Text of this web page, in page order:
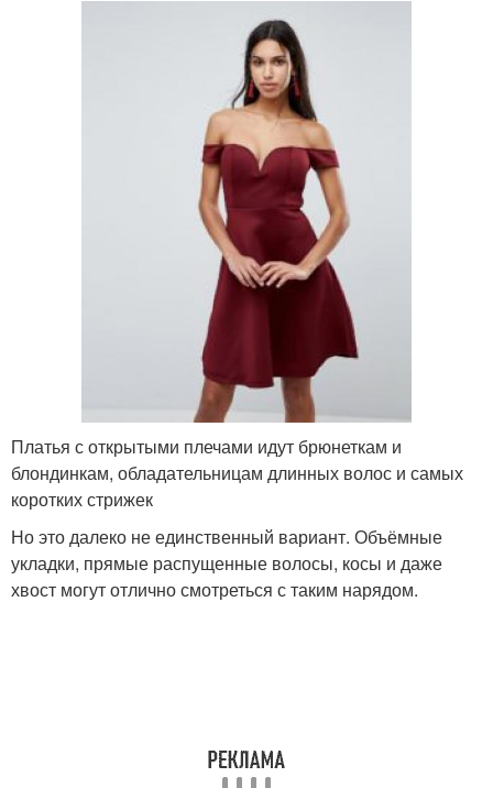
Платья с открытыми плечами идут брюнеткам и
блондинкам, обладательницам длинных волос и самых
коротких стрижек
Но это далеко не единственный вариант. Объёмные
укладки, прямые распущенные волосы, косы и даже
хвост могут отлично смотреться с таким нарядом.